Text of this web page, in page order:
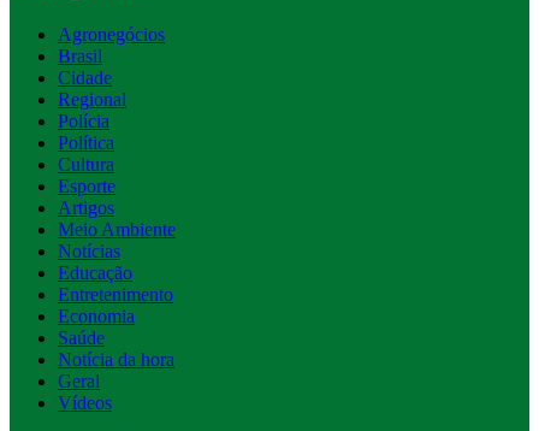
Agronegócios
Brasil
Cidade
Regional
Polícia
Política
Cultura
Esporte
Artigos
Meio Ambiente
Notícias
Educação
Entretenimento
Economia
Saúde
Notícia da hora
Geral
Vídeos